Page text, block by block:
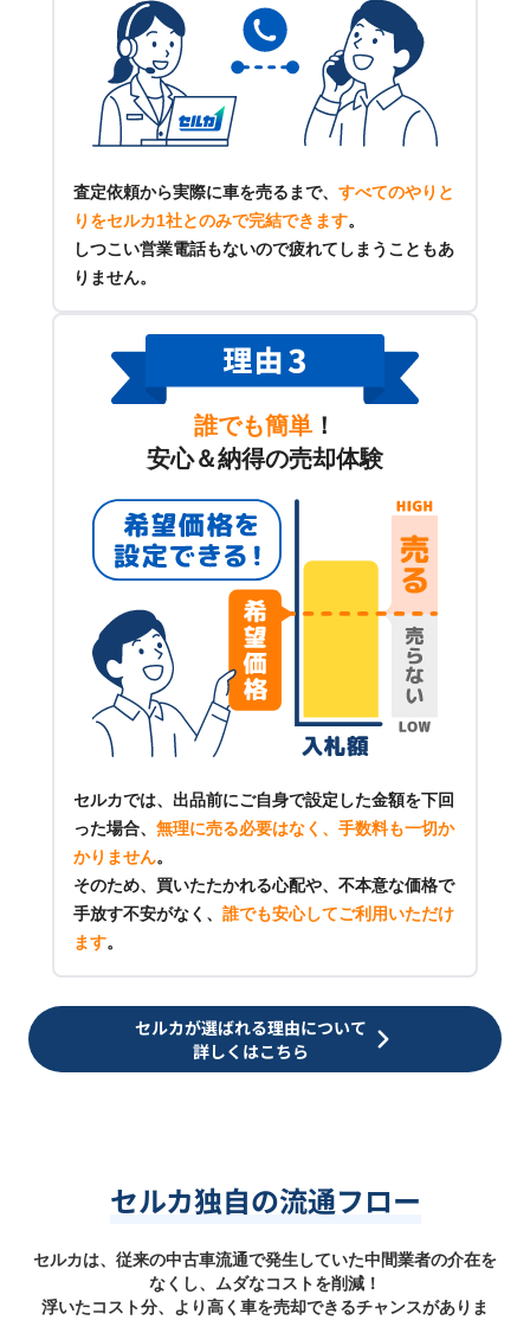
査定依頼から実際に車を売るまで、 すべてのやりと
りをセルカ1社とのみで完結できます。
しつこい営業電話もないので疲れてしまうこともあ
りません。
誰でも簡単 ！
安心＆納得の売却体験
セルカでは、出品前にご自身で設定した金額を下回
った場合、 無理に売る必要はなく、手数料も一切か
かりません。
そのため、買いたたかれる心配や、不本意な価格で
手放す不安がなく、 誰でも安心してご利用いただけ
ます。
セルカが選ばれる理由について
詳しくはこちら
セルカ独自の流通フロー
セルカは、従来の中古車流通で発生していた中間業者の介在を
なくし、ムダなコストを削減！
浮いたコスト分、より高く車を売却できるチャンスがありま